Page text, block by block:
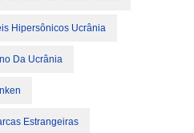
Hipersônicos Ucrânia
Da Ucrânia
Estrangeiras